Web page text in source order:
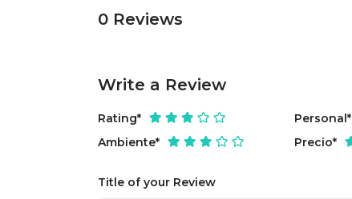
0 Reviews
Write a Review
Rating*
Ambiente*
Personal*
Precio*
Title of your Review